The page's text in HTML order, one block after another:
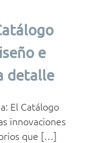
e
detalle
El Catálogo
innovaciones
que […]